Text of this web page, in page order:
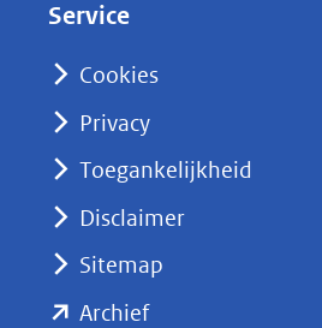
nieuw
naar
Service
Cookies
Privacy
Toegankelijkheid
Disclaimer
Sitemap
Archief(opent